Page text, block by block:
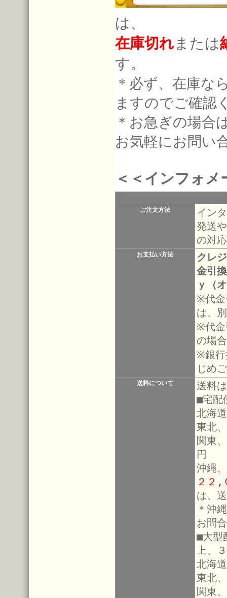
は、
在庫切れまたは
す。
＊必ず、在庫な
ますのでご確認
＊お急ぎの場合
お気軽にお問い
＜＜インフォメ
ご注文方法
イン
発送
の対
お支払い方法
クレ
金引
ｙ（
※代金
は、
※代金
の場
※銀行
じめ
送料について
送料
■宅配
北海
東北
関東
円
沖縄
２２,
は、
＊沖
お問
■大型
上、
北海
東北
関東